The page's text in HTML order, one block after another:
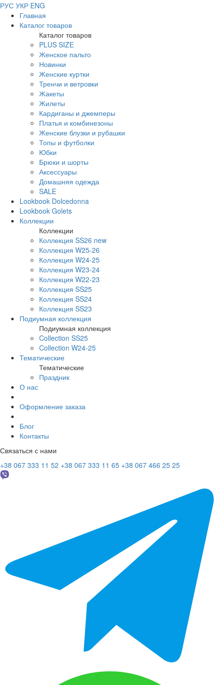
РУС УКР ENG
Главная
Каталог товаров
Каталог товаров
PLUS SIZE
Женское пальто
Новинки
Женские куртки
Тренчи и ветровки
Жакеты
Жилеты
Кардиганы и джемперы
Платья и комбинезоны
Женские блузки и рубашки
Топы и футболки
Юбки
Брюки и шорты
Аксессуары
Домашняя одежда
SALE
Lookbook Dolcedonna
Lookbook Golets
Коллекции
Коллекции
Коллекция SS26 new
Коллекция W25-26
Коллекция W24-25
Коллекция W23-24
Коллекция W22-23
Коллекция SS25
Коллекция SS24
Коллекция SS23
Подиумная коллекция
Подиумная коллекция
Collection SS25
Collection W24-25
Тематические
Тематические
Праздник
О нас
Оформление заказа
Блог
Контакты
Связаться с нами
+38 067 333 11 52 +38 067 333 11 65 +38 067 466 25 25